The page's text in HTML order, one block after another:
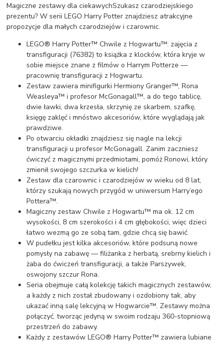
Magiczne zestawy dla ciekawychSzukasz czarodziejskiego
prezentu? W serii LEGO Harry Potter znajdziesz atrakcyjne
propozycje dla małych czarodziejów i czarownic.
LEGO® Harry Potter™ Chwile z Hogwartu™: zajęcia z
transfiguracji (76382) to książka z klocków, która kryje w
sobie miejsce znane z filmów o Harrym Potterze —
pracownię transfiguracji z Hogwartu.
Zestaw zawiera minifigurki Hermiony Granger™, Rona
Weasleya™ i profesor McGonagall™, a do tego tablicę,
dwie ławki, dwa krzesła, skrzynię ze skarbem, szafkę,
księgę zaklęć i mnóstwo akcesoriów, które wyglądają jak
prawdziwe.
Po otwarciu okładki znajdziesz się nagle na lekcji
transfiguracji u profesor McGonagall. Zanim zaczniesz
ćwiczyć z magicznymi przedmiotami, pomóż Ronowi, który
zmienił swojego szczurka w kielich!
Zestaw dla czarownic i czarodziejów w wieku od 8 lat,
którzy szukają nowych przygód w uniwersum Harry’ego
Pottera™.
Magiczny zestaw Chwile z Hogwartu™ ma ok. 12 cm
wysokości, 8 cm szerokości i 4 cm głębokości, więc dzieci
łatwo wezmą go ze sobą tam, gdzie chcą się bawić.
W pudełku jest kilka akcesoriów, które podsuną nowe
pomysły na zabawę — filiżanka z herbatą, srebrny kielich i
żaba do ćwiczeń transfiguracji, a także Parszywek,
oswojony szczur Rona.
Seria obejmuje całą kolekcję takich magicznych zestawów,
a każdy z nich został zbudowany i ozdobiony tak, aby
ukazać inną salę lekcyjną w Hogwarcie™. Zestawy można
połączyć, tworząc jedyną w swoim rodzaju 360-stopniową
przestrzeń do zabawy.
Każdy z zestawów LEGO® Harry Potter™ zawiera lubiane